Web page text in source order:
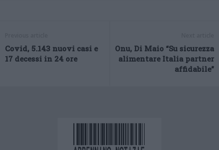
Covid, 5.143 nuovi casi e
17 decessi in 24 ore
Onu, Di Maio “Su sicurezza
alimentare Italia partner
affidabile”